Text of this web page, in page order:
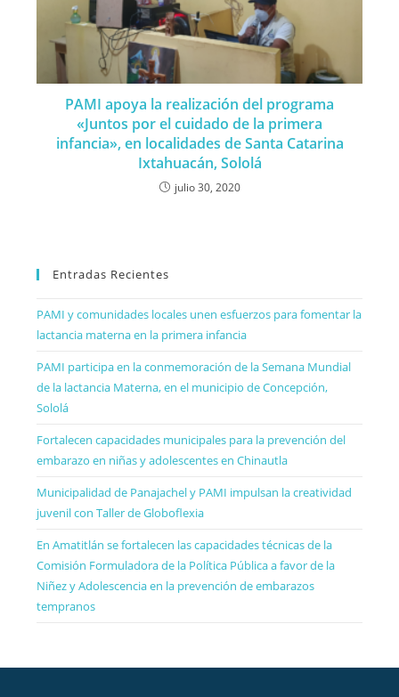
PAMI apoya la realización del programa
«Juntos por el cuidado de la primera
infancia», en localidades de Santa Catarina
Ixtahuacán, Sololá
julio 30, 2020
Entradas Recientes
PAMI y comunidades locales unen esfuerzos para fomentar la
lactancia materna en la primera infancia
PAMI participa en la conmemoración de la Semana Mundial
de la lactancia Materna, en el municipio de Concepción,
Sololá
Fortalecen capacidades municipales para la prevención del
embarazo en niñas y adolescentes en Chinautla
Municipalidad de Panajachel y PAMI impulsan la creatividad
juvenil con Taller de Globoflexia
En Amatitlán se fortalecen las capacidades técnicas de la
Comisión Formuladora de la Política Pública a favor de la
Niñez y Adolescencia en la prevención de embarazos
tempranos